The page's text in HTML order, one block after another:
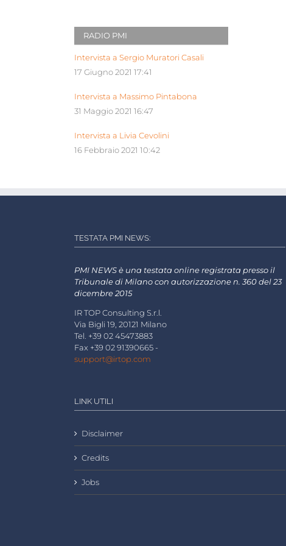
RADIO PMI
Intervista a Sergio Muratori Casali
17 Giugno 2021 17:41
Intervista a Massimo Pintabona
31 Maggio 2021 16:47
Intervista a Livia Cevolini
16 Febbraio 2021 10:42
TESTATA PMI NEWS:
PMI NEWS è una testata online registrata presso il
Tribunale di Milano con autorizzazione n. 360 del 23
dicembre 2015
IR TOP Consulting S.r.l.
Via Bigli 19, 20121 Milano
Tel. +39 02 45473883
Fax +39 02 91390665 -
support@irtop.com
LINK UTILI
Disclaimer
Credits
Jobs